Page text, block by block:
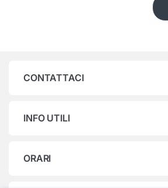
CONTATTACI
INFO UTILI
ORARI